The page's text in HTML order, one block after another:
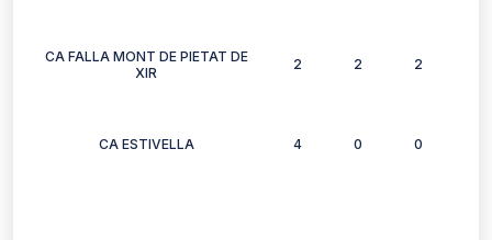
CA FALLA MONT DE PIETAT DE
XIR
2 2 2
CA ESTIVELLA 4 0 0